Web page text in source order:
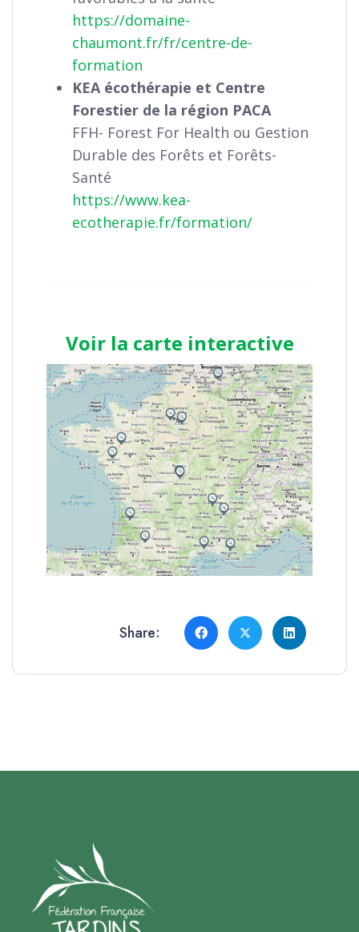
https://domaine-
chaumont.fr/fr/centre-de-
formation
KEA écothérapie et Centre
Forestier de la région PACA
FFH- Forest For Health ou Gestion
Durable des Forêts et Forêts-
Santé
https://www.kea-
ecotherapie.fr/formation/
Voir la carte interactive
Share: